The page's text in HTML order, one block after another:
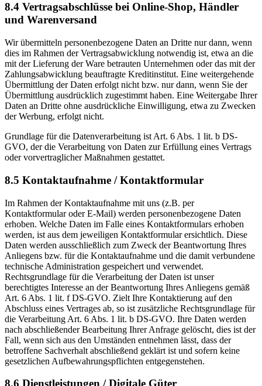
8.4 Vertragsabschlüsse bei Online-Shop, Händler
und Warenversand
Wir übermitteln personenbezogene Daten an Dritte nur dann, wenn
dies im Rahmen der Vertragsabwicklung notwendig ist, etwa an die
mit der Lieferung der Ware betrauten Unternehmen oder das mit der
Zahlungsabwicklung beauftragte Kreditinstitut. Eine weitergehende
Übermittlung der Daten erfolgt nicht bzw. nur dann, wenn Sie der
Übermittlung ausdrücklich zugestimmt haben. Eine Weitergabe Ihrer
Daten an Dritte ohne ausdrückliche Einwilligung, etwa zu Zwecken
der Werbung, erfolgt nicht.
Grundlage für die Datenverarbeitung ist Art. 6 Abs. 1 lit. b DS-
GVO, der die Verarbeitung von Daten zur Erfüllung eines Vertrags
oder vorvertraglicher Maßnahmen gestattet.
8.5 Kontaktaufnahme / Kontaktformular
Im Rahmen der Kontaktaufnahme mit uns (z.B. per
Kontaktformular oder E-Mail) werden personenbezogene Daten
erhoben. Welche Daten im Falle eines Kontaktformulars erhoben
werden, ist aus dem jeweiligen Kontaktformular ersichtlich. Diese
Daten werden ausschließlich zum Zweck der Beantwortung Ihres
Anliegens bzw. für die Kontaktaufnahme und die damit verbundene
technische Administration gespeichert und verwendet.
Rechtsgrundlage für die Verarbeitung der Daten ist unser
berechtigtes Interesse an der Beantwortung Ihres Anliegens gemäß
Art. 6 Abs. 1 lit. f DS-GVO. Zielt Ihre Kontaktierung auf den
Abschluss eines Vertrages ab, so ist zusätzliche Rechtsgrundlage für
die Verarbeitung Art. 6 Abs. 1 lit. b DS-GVO. Ihre Daten werden
nach abschließender Bearbeitung Ihrer Anfrage gelöscht, dies ist der
Fall, wenn sich aus den Umständen entnehmen lässt, dass der
betroffene Sachverhalt abschließend geklärt ist und sofern keine
gesetzlichen Aufbewahrungspflichten entgegenstehen.
8.6 Dienstleistungen / Digitale Güter